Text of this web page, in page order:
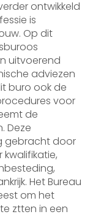
ontwikkeld
is
Op dit
uitvoerend
adviezen
buro ook de
voor
de
Deze
gebracht door
Het Bureau
om het
ztten in een